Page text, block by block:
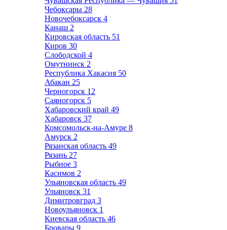
Чебоксары 28
Новочебоксарск 4
Канаш 2
Кировская область 51
Киров 30
Слободской 4
Омутнинск 2
Республика Хакасия 50
Абакан 25
Черногорск 12
Саяногорск 5
Хабаровский край 49
Хабаровск 37
Комсомольск-на-Амуре 8
Амурск 2
Рязанская область 49
Рязань 27
Рыбное 3
Касимов 2
Ульяновская область 49
Ульяновск 31
Димитровград 3
Новоульяновск 1
Киевская область 46
Бровары 9